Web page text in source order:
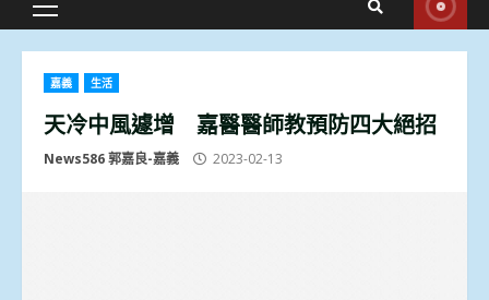
Primary
嘉義 生活
天冷中風遽增 嘉醫醫師教預防四大絕招
News586 郭嘉良-嘉義 2023-02-13